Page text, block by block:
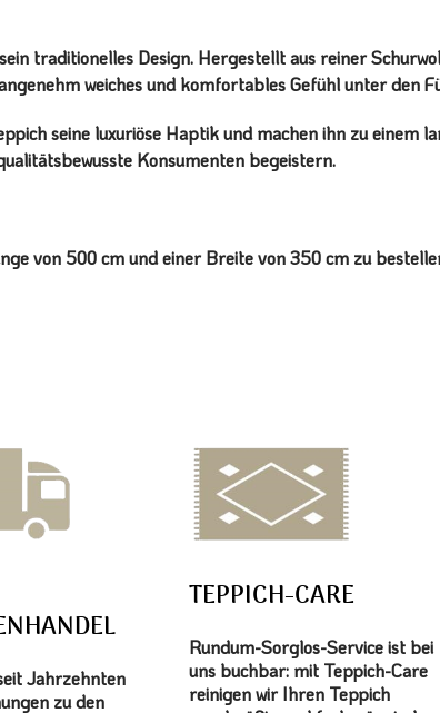
traditionelles Design. Hergestellt aus reiner
weiches und komfortables Gefühl unter den
seine luxuriöse Haptik und machen ihn zu einem
Konsumenten begeistern.
von 500 cm und einer Breite von 350 cm zu
Jahrzehnten
zu den
TEPPICH-CARE
Rundum-Sorglos-Service ist bei
uns buchbar: mit Teppich-Care
reinigen wir Ihren Teppich